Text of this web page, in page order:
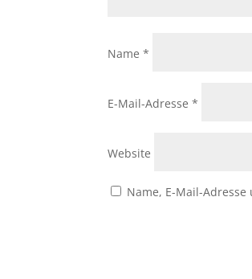
Name*
E-Mail-Adresse*
Website
Name, E-Mail-